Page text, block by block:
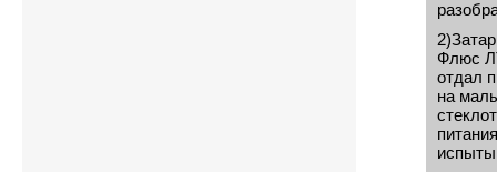
Флюс
отдал
на